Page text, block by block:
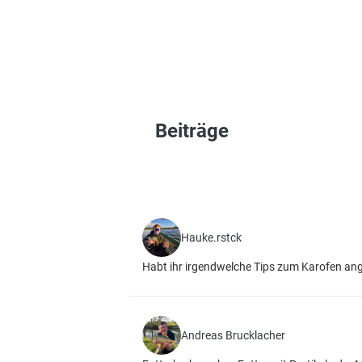
Beiträge
Hauke.rstck
Habt ihr irgendwelche Tips zum Karofen
Andreas Brucklacher